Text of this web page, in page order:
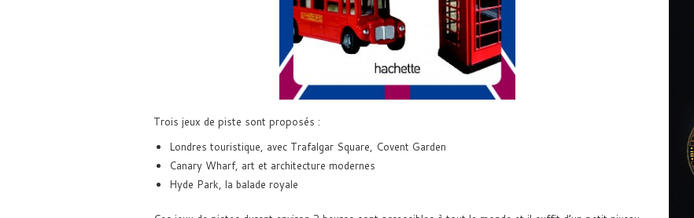
Trois jeux de piste sont proposés :
Londres touristique, avec Trafalgar Square, Covent Garden
Canary Wharf, art et architecture modernes
Hyde Park, la balade royale